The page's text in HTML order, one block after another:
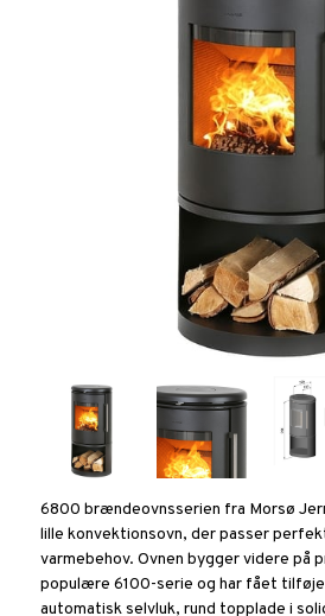
6800 brændeovnsserien fra Morsø
lille konvektionsovn, der passer
varmebehov. Ovnen bygger videre på
populære 6100-serie og har fået
automatisk selvluk, rund topplade i